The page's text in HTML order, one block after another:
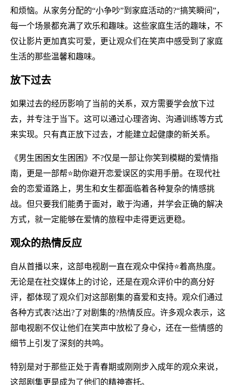
和烦恼。从家务分配的“小争吵”到家庭活动的?“搞笑瞬间”，
每一个场景都充满了欢乐和趣味。这些家庭生活的趣味，不
仅让影片更加真实可爱，更让观众们在笑声中感受到了家庭
生活的那些温馨和趣味。
放下过去
如果过去的经历影响了当前的关系，双方需要学会放下过
去，并专注于当下。这可以通过心理咨询、沟通训练等方式
来实现。只有真正放下过去，才能建立起健康的新关系。
《男生困困女生困困》不?仅是一部让你笑到模糊的爱情指
南，更是一部帮⭐助你避开恋爱误区的实用手册。在现代社
会的恋爱道路上，男生和女生都面临着各种复杂的情感挑
战。但只要我们能勇于面对，敢于沟通，并学会正确的解决
方式，就一定能够在爱情的旅程中走得更远更稳。
观众的热情反应
自从首播以来，这部电视剧一直在观众中保持⭐着高热度。
无论是在社交媒体上的讨论，还是在观众评价中的高分好
评，都体现了观众们对这部剧集的喜爱和支持。观众们通过
各种方式表?达出?了对剧集的?热情反应。许多观众表示，这
部电视剧不仅让他们在笑声中放松了身心，还在一些情感的
细节上引发了深刻的共鸣。
特别是对于那些正处于青春期或刚刚步入成年的观众来说，
这部剧集更是成为了他们的精神寄托。